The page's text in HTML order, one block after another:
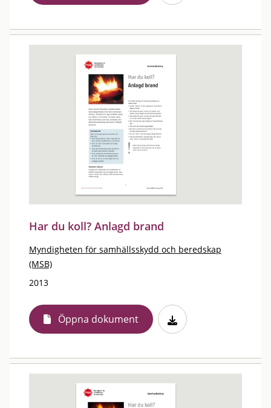
Har du koll? Anlagd brand
Myndigheten för samhällsskydd och beredskap
(MSB)
2013
Öppna dokument